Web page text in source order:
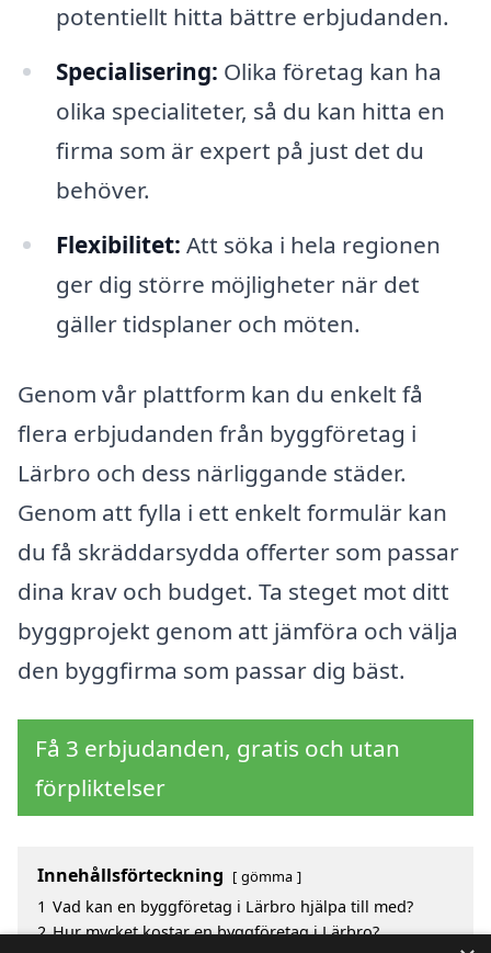
potentiellt hitta bättre erbjudanden.
Specialisering: Olika företag kan ha
olika specialiteter, så du kan hitta en
firma som är expert på just det du
behöver.
Flexibilitet: Att söka i hela regionen
ger dig större möjligheter när det
gäller tidsplaner och möten.
Genom vår plattform kan du enkelt få
flera erbjudanden från byggföretag i
Lärbro och dess närliggande städer.
Genom att fylla i ett enkelt formulär kan
du få skräddarsydda offerter som passar
dina krav och budget. Ta steget mot ditt
byggprojekt genom att jämföra och välja
den byggfirma som passar dig bäst.
Få 3 erbjudanden, gratis och utan
förpliktelser
Innehållsförteckning gömma
1 Vad kan en byggföretag i Lärbro hjälpa till med?
2 Hur mycket kostar en byggföretag i Lärbro?